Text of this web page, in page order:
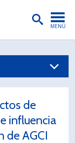
MENÚ
de
influencia
de AGCI